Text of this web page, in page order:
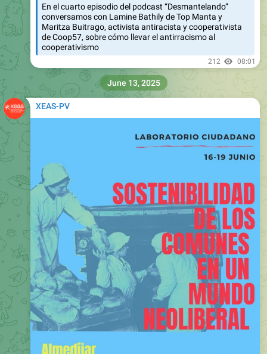
En el cuarto episodio del podcast “Desmantelando”
conversamos con Lamine Bathily de Top Manta y
Maritza Buitrago, activista antiracista y cooperativista
de Coop57, sobre cómo llevar el antirracismo al
cooperativismo
212 08:01
XEAS-PV
June 13, 2025